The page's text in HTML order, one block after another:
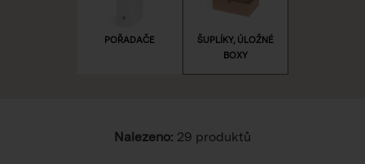
POŘADAČE
ŠUPLÍKY, ÚLOŽNÉ
BOXY
Nalezeno: 29 produktů